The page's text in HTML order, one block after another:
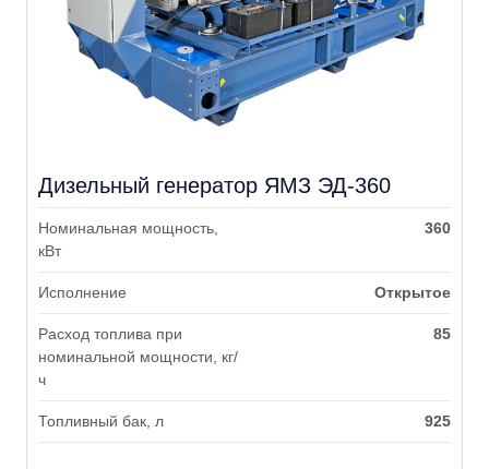
Дизельный генератор ЯМЗ ЭД-360
Номинальная мощность,
кВт
360
Исполнение Открытое
Расход топлива при
номинальной мощности, кг/
ч
85
Топливный бак, л 925